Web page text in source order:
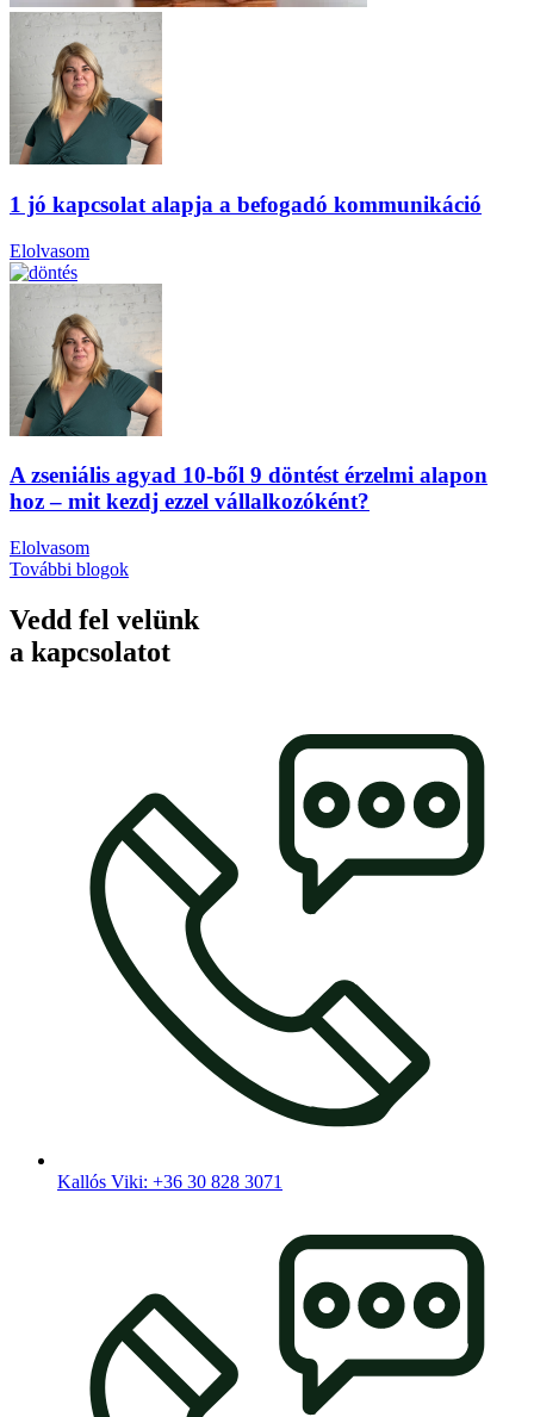
1 jó kapcsolat alapja a befogadó kommunikáció
Elolvasom
A zseniális agyad 10-ből 9 döntést érzelmi alapon
hoz – mit kezdj ezzel vállalkozóként?
Elolvasom
További blogok
Vedd fel velünk
a kapcsolatot
Kallós Viki: +36 30 828 3071